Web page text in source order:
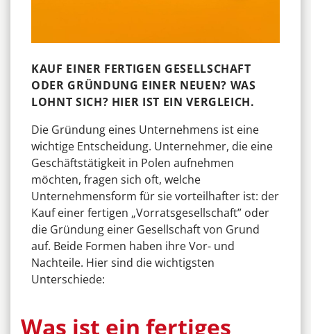
KAUF EINER FERTIGEN GESELLSCHAFT
ODER GRÜNDUNG EINER NEUEN? WAS
LOHNT SICH? HIER IST EIN VERGLEICH.
Die Gründung eines Unternehmens ist eine
wichtige Entscheidung. Unternehmer, die eine
Geschäftstätigkeit in Polen aufnehmen
möchten, fragen sich oft, welche
Unternehmensform für sie vorteilhafter ist: der
Kauf einer fertigen „Vorratsgesellschaft” oder
die Gründung einer Gesellschaft von Grund
auf. Beide Formen haben ihre Vor- und
Nachteile. Hier sind die wichtigsten
Unterschiede:
Was ist ein fertiges